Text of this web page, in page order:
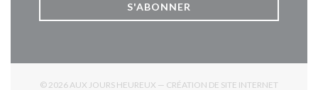
S'ABONNER
© 2026 AUX JOURS HEUREUX — CRÉATION DE SITE INTERNET